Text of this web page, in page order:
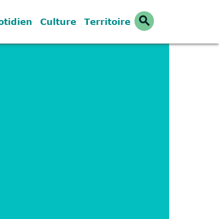
Culture Territoire search